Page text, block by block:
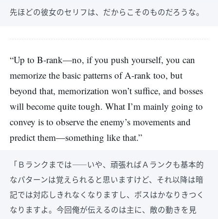
先ほどの彼女のセリフは、だからこそのものだろうな。
“Up to B-rank—no, if you push yourself, you can
memorize the basic patterns of A-rank too, but
beyond that, memorization won’t suffice, and bosses
will become quite tough. What I’m mainly going to
convey is to observe the enemy’s movements and
predict them—something like that.”
「Ｂランクまでは――いや、頑張ればＡランクも基本的
なパターンは覚えられると思いますけど、それ以降は暗
記では対応しきれなくなりますし、ボスはかなりきつく
なりますよ。今回俺が伝えるのは主に、敵の動きを見